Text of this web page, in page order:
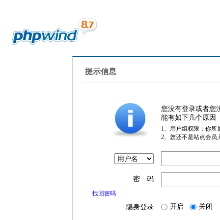
提示信息
您没有登录或者您
能有如下几个原因
1、用户组权限：你所
2、您还不是站点会员
密 码
找回密码
隐身登录 开启 关闭